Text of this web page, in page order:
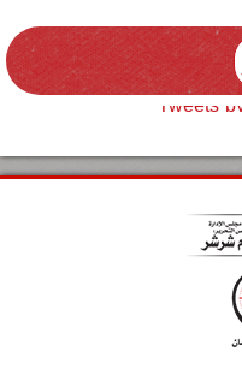
Tweets